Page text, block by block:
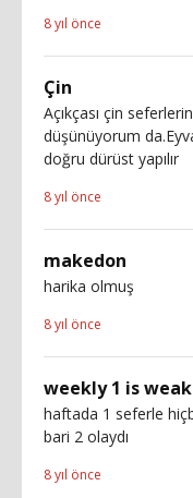
8 yıl önce
Çin
Açıkçası çin
düşünüyorum
doğru dürüst yapılır
8 yıl önce
makedon
harika olmuş
8 yıl önce
weekly 1 is weak
haftada 1 seferle
bari 2 olaydı
8 yıl önce